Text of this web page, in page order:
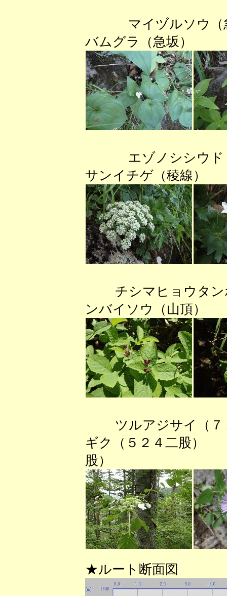
マイヅルソウ
バムグラ（急坂）
エゾノシシウ
サンイチゲ（稜線
チシマヒョウタン
ンバイソウ（山頂
ツルアジサイ（
ギク（５２４二股）
股）
★ルート断面図